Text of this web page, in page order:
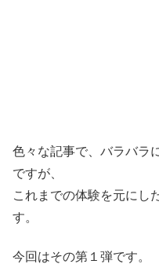
色々な記事で、バラバラ
ですが、
これまでの体験を元にし
す。
今回はその第１弾です。